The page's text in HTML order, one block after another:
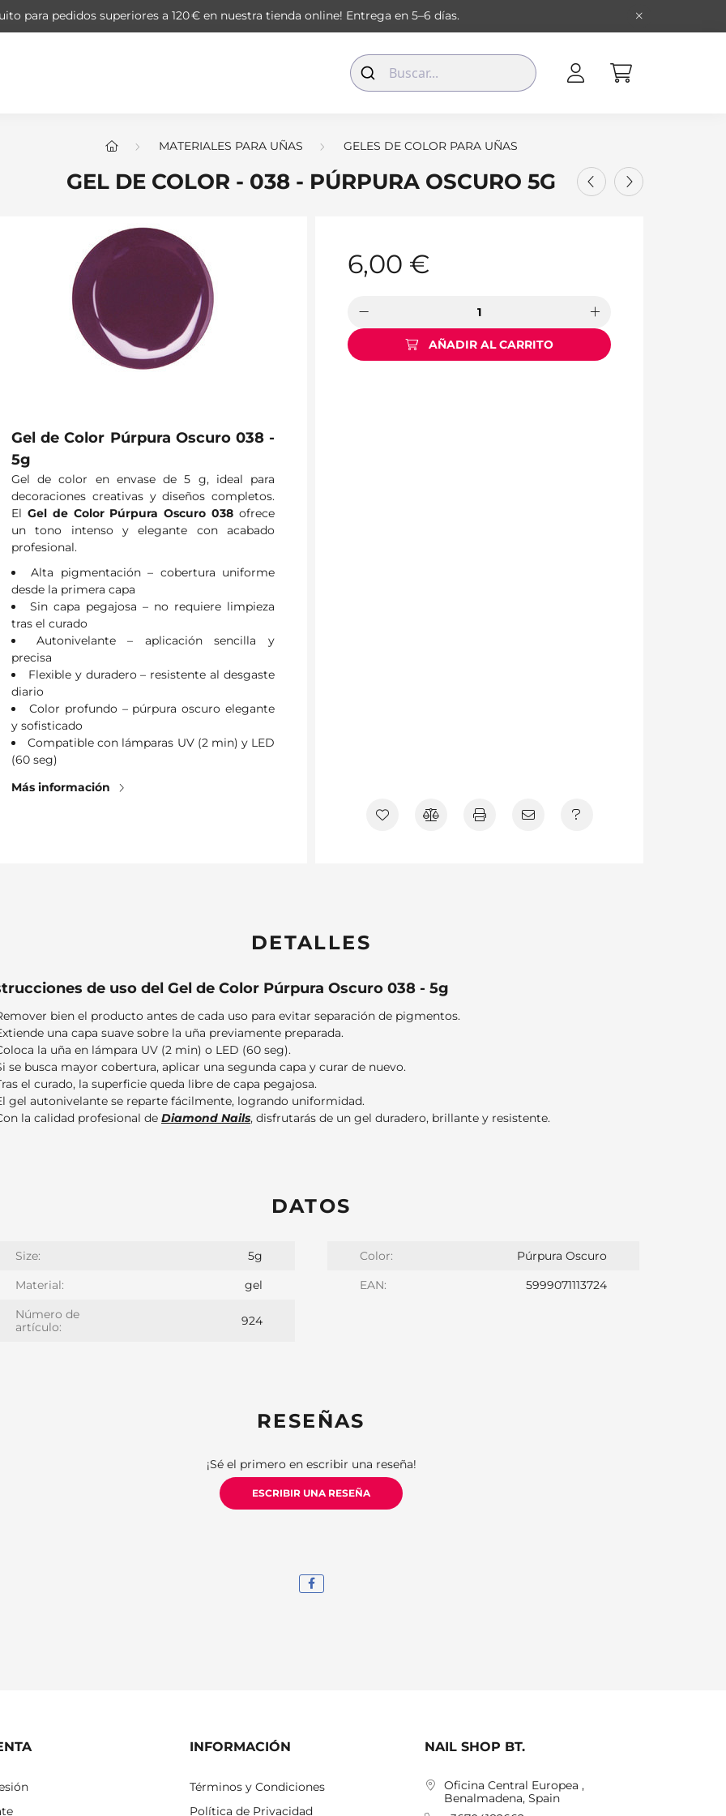
para pedidos superiores a 120 € en nuestra tienda online! Entrega en 5–6 días.
MATERIALES PARA UÑAS GELES DE COLOR PARA UÑAS
GEL DE COLOR - 038 - PÚRPURA OSCURO 5G
Gel de Color Púrpura Oscuro 038 -
5g
Gel de color en envase de 5 g, ideal para
decoraciones creativas y diseños completos.
El Gel de Color Púrpura Oscuro 038 ofrece
un tono intenso y elegante con acabado
profesional.
Alta pigmentación – cobertura uniforme
desde la primera capa
Sin capa pegajosa – no requiere limpieza
tras el curado
Autonivelante – aplicación sencilla y
precisa
Flexible y duradero – resistente al desgaste
diario
Color profundo – púrpura oscuro elegante
y sofisticado
Compatible con lámparas UV (2 min) y LED
(60 seg)
Más información
6,00 €
AÑADIR AL CARRITO
DETALLES
de uso del Gel de Color Púrpura Oscuro 038 - 5g
bien el producto antes de cada uso para evitar separación de pigmentos.
una capa suave sobre la uña previamente preparada.
la uña en lámpara UV (2 min) o LED (60 seg).
se busca mayor cobertura, aplicar una segunda capa y curar de nuevo.
el curado, la superficie queda libre de capa pegajosa.
gel autonivelante se reparte fácilmente, logrando uniformidad.
la calidad profesional de Diamond Nails, disfrutarás de un gel duradero, brillante y resistente.
DATOS
Size: 5g Color:
Púrpura Oscuro
Material:
gel EAN:
5999071113724
Número de
artículo:
924
RESEÑAS
¡Sé el primero en escribir una reseña!
ESCRIBIR UNA RESEÑA
INFORMACIÓN
Términos y Condiciones
Política de Privacidad
NAIL SHOP BT.
Oficina Central Europea ,
Benalmadena, Spain